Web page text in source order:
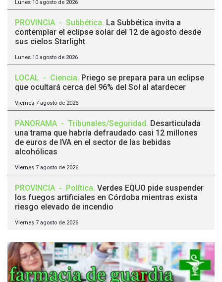
Lunes 10 agosto de 2026
PROVINCIA - Subbética. La Subbética invita a
contemplar el eclipse solar del 12 de agosto desde
sus cielos Starlight
Lunes 10 agosto de 2026
LOCAL - Ciencia. Priego se prepara para un eclipse
que ocultará cerca del 96% del Sol al atardecer
Viernes 7 agosto de 2026
PANORAMA - Tribunales/Seguridad. Desarticulada
una trama que habría defraudado casi 12 millones
de euros de IVA en el sector de las bebidas
alcohólicas
Viernes 7 agosto de 2026
PROVINCIA - Política. Verdes EQUO pide suspender
los fuegos artificiales en Córdoba mientras exista
riesgo elevado de incendio
Viernes 7 agosto de 2026